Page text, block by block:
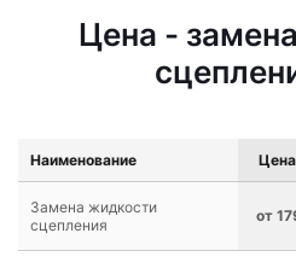
Цена -
Наименование
Замена жидкости
сцепления
от